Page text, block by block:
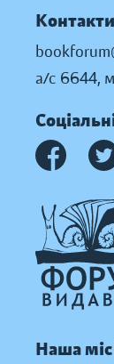
Контакти
а/с 6644,
Наша